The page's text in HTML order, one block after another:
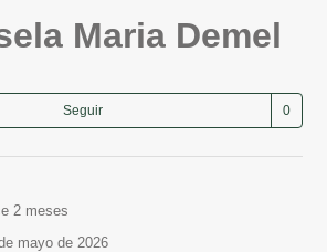
Maria Demel
Seguir
2 meses
mayo de 2026